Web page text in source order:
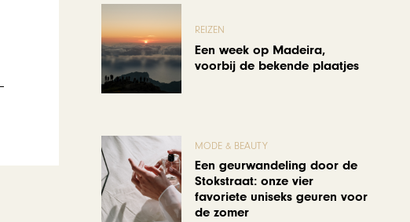
REIZEN
Een week op Madeira,
voorbij de bekende plaatjes
MODE & BEAUTY
Een geurwandeling door de
Stokstraat: onze vier
favoriete uniseks geuren voor
de zomer